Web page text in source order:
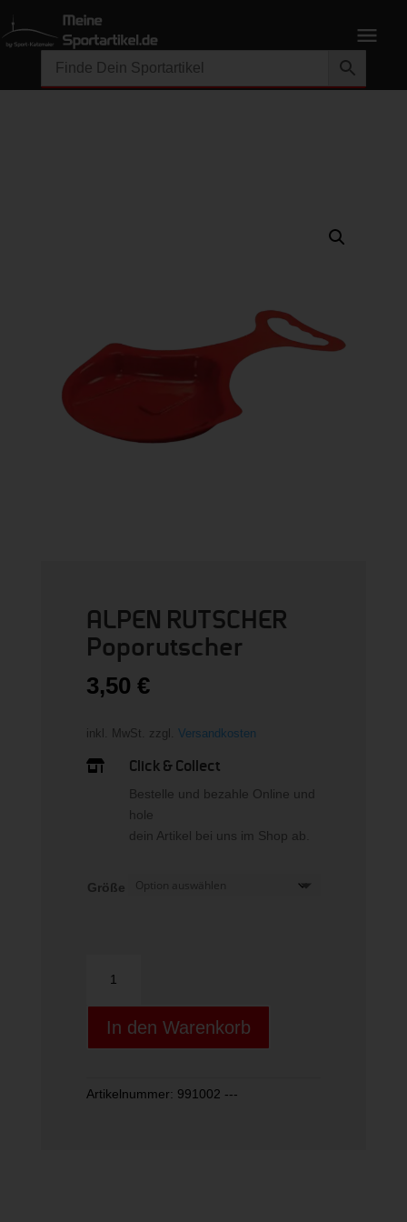
ALPEN RUTSCHER
Poporutscher
3,50 €
inkl. MwSt. zzgl. Versandkosten
 Click & Collect
Bestelle und bezahle Online und
hole
dein Artikel bei uns im Shop ab.
Größe
RUTSCHER
Poporutscher
MengeIn den Warenkorb
Artikelnummer: 991002 ---